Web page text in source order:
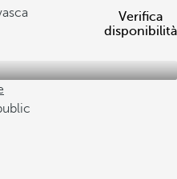
Verifica
disponibilità